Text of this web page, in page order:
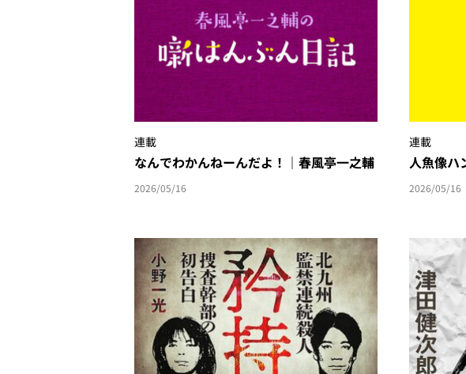
連載
なんでわかんねーんだよ！｜春風亭一之輔
2026/05/16
連載
人魚像ハ
2026/05/16